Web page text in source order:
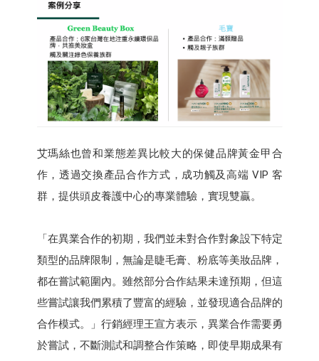
艾瑪絲也曾和業態差異比較大的保健品牌黃金甲合
作，透過交換產品合作方式，成功觸及高端 VIP 客
群，提供頭皮養護中心的專業體驗，實現雙贏。
「在異業合作的初期，我們並未對合作對象設下特定
類型的品牌限制，無論是睫毛膏、粉底等美妝品牌，
都在嘗試範圍內。雖然部分合作結果未達預期，但這
些嘗試讓我們累積了豐富的經驗，並發現適合品牌的
合作模式。」行銷經理王宣方表示，異業合作需要勇
於嘗試，不斷測試和調整合作策略，即使早期成果有